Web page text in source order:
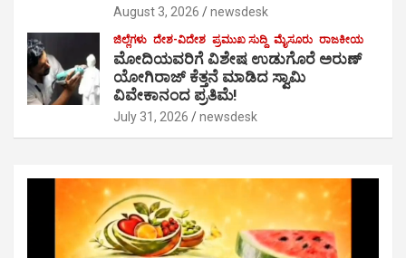
August 3, 2026 newsdesk
ಜಿಲ್ಲೆಗಳು ದೇಶ-ವಿದೇಶ ಪ್ರಮುಖ ಸುದ್ದಿ ಮೈಸೂರು ರಾಜಕೀಯ
ಮೋದಿಯವರಿಗೆ ವಿಶೇಷ ಉಡುಗೊರೆ ಅರುಣ್
ಯೋಗಿರಾಜ್ ಕೆತ್ತನೆ ಮಾಡಿದ ಸ್ವಾಮಿ
ವಿವೇಕಾನಂದ ಪ್ರತಿಮೆ!
July 31, 2026 newsdesk